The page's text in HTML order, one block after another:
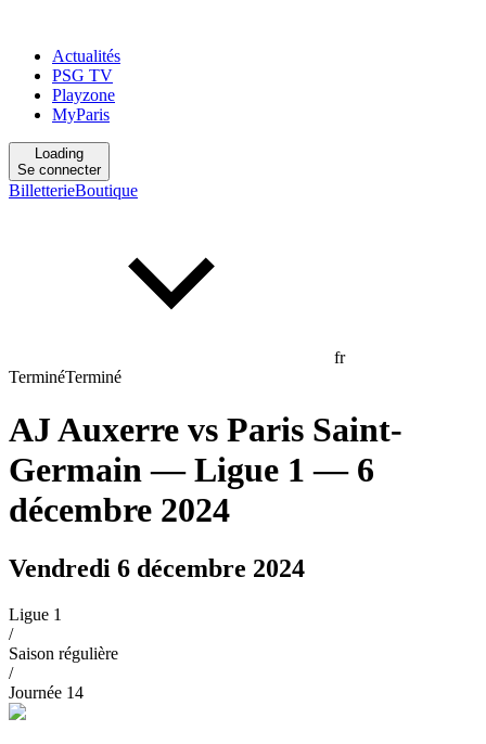
Actualités
PSG TV
Playzone
MyParis
Loading
Se connecter
BilletterieBoutique
fr
TerminéTerminé
AJ Auxerre vs Paris Saint-
Germain— Ligue 1 — 6
décembre 2024
Vendredi 6 décembre 2024
Ligue 1
/
Saison régulière
/
Journée 14